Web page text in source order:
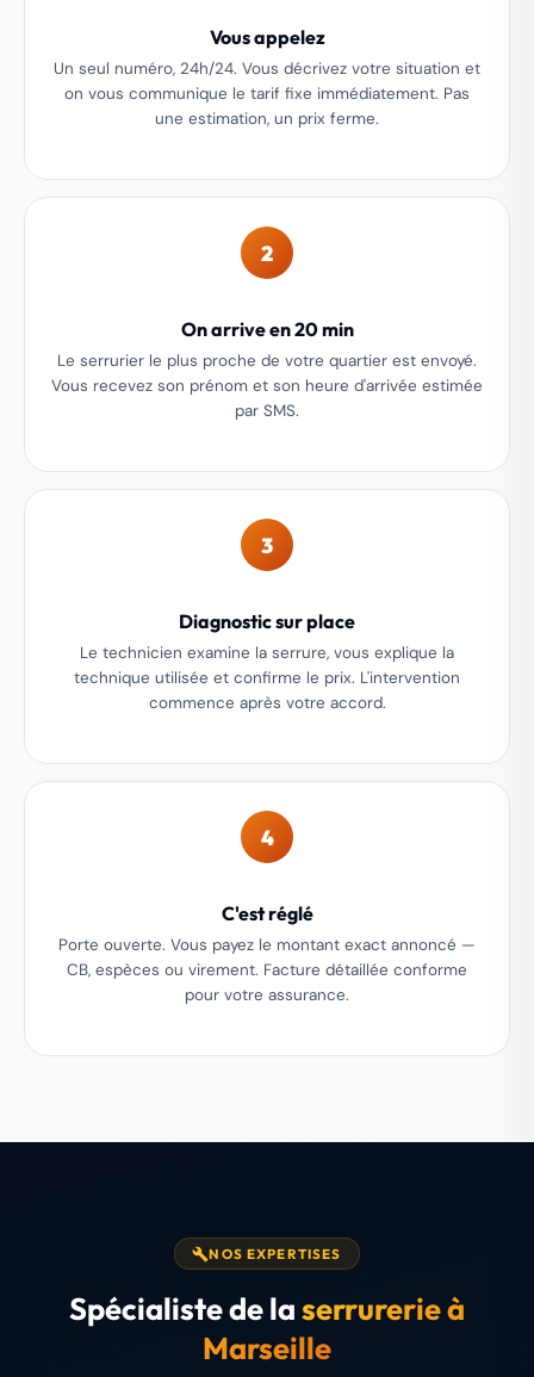
Vous appelez
Un seul numéro, 24h/24. Vous décrivez votre situation et
on vous communique le tarif fixe immédiatement. Pas
une estimation, un prix ferme.
2
On arrive en 20 min
Le serrurier le plus proche de votre quartier est envoyé.
Vous recevez son prénom et son heure d'arrivée estimée
par SMS.
3
Diagnostic sur place
Le technicien examine la serrure, vous explique la
technique utilisée et confirme le prix. L'intervention
commence après votre accord.
4
C'est réglé
Porte ouverte. Vous payez le montant exact annoncé —
CB, espèces ou virement. Facture détaillée conforme
pour votre assurance.
NOS EXPERTISES
Spécialiste de laserrurerie à
Marseille